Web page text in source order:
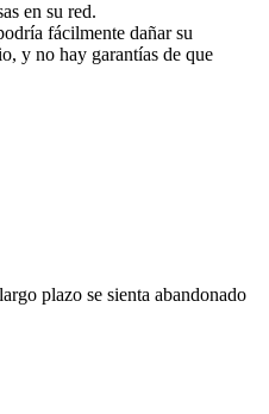
en su red.
fácilmente dañar su
y no hay garantías de que
plazo se sienta abandonado